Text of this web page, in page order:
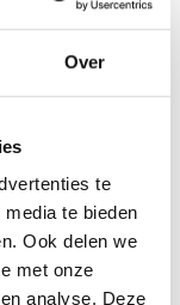
Over
te
te bieden
Ook delen we
met onze
analyse. Deze